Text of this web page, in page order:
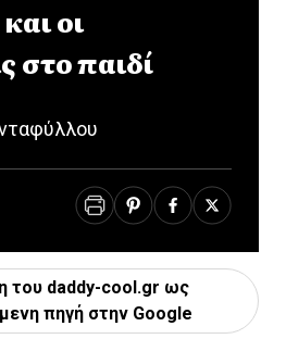
οι
στο παιδί
του daddy-cool.gr ως
πηγή στην Google